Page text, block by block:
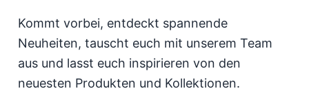
Kommt vorbei, entdeckt spannende
Neuheiten, tauscht euch mit unserem Team
aus und lasst euch inspirieren von den
neuesten Produkten und Kollektionen.